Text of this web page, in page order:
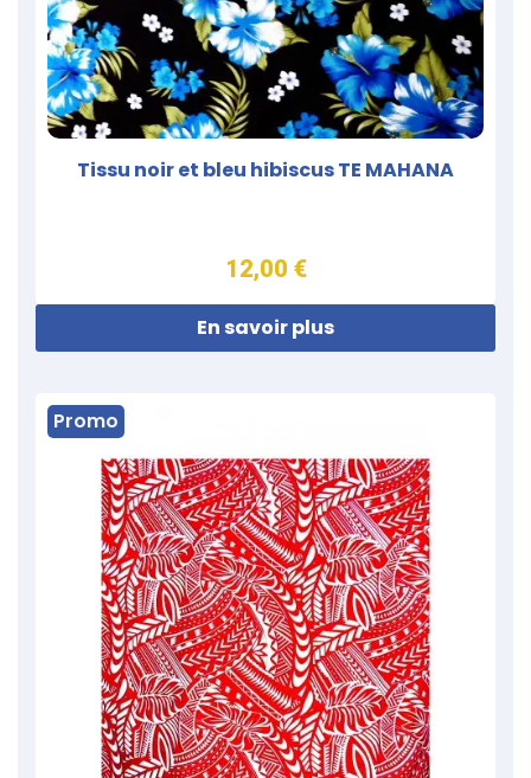
Tissu noir et bleu hibiscus TE MAHANA
12,00 €
En savoir plus
Promo